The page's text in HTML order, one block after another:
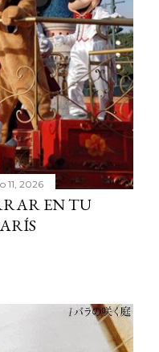
11, 2026
EN TU